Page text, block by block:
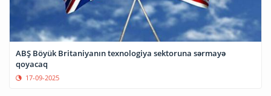
ABŞ Böyük Britaniyanın texnologiya sektoruna sərmayə
qoyacaq
17-09-2025